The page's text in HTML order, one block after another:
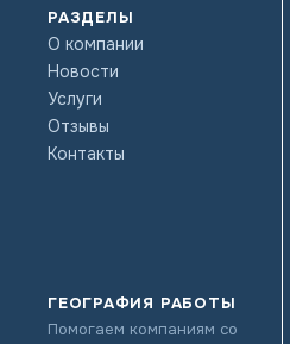
РАЗДЕЛЫ
О компании
Новости
Услуги
Отзывы
Контакты
ГЕОГРАФИЯ РАБОТЫ
Помогаем компаниям со